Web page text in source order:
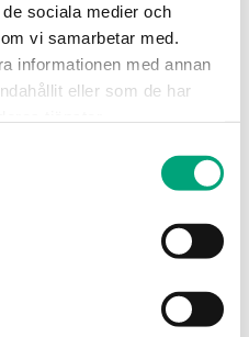
sociala medier och
vi samarbetar med.
informationen med annan
eller som de har
VTTV/VTTR/VTTB samt